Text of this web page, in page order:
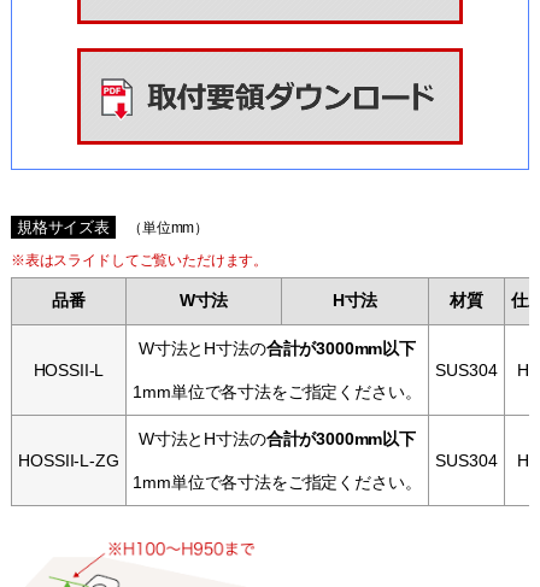
規格サイズ表
（単位mm）
※表はスライドしてご覧いただけます。
品番 W寸法 H寸法 材質 仕
HOSSII-L
W寸法とH寸法の合計が3000mm以下
1mm単位で各寸法をご指定ください。
SUS304 HL
HOSSII-L-ZG
W寸法とH寸法の合計が3000mm以下
1mm単位で各寸法をご指定ください。
SUS304 HL